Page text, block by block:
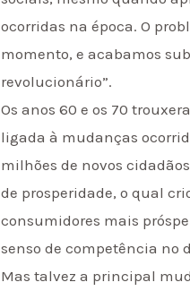
ocorridas na época. O
momento, e acabamos
revolucionário”.
Os anos 60 e os 70
ligada à mudanças
milhões de novos
de prosperidade, o qual
consumidores mais
senso de competência no
Mas talvez a principal